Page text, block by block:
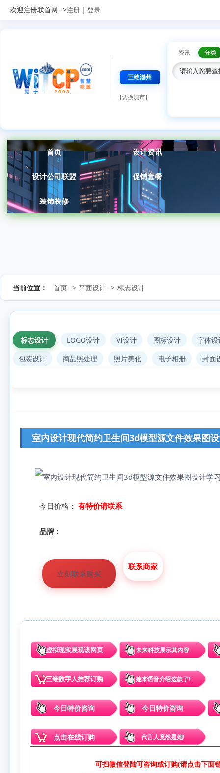
欢迎注册联首网-->注册 | 登录
三维滁州
[切换城市]
资讯 分类
首页 设计资讯
设计公司联盟 促销套餐
装饰装修
当前位置： 首页 -> 平面设计 -> 标志设计
标志设计 LOGO设计 VI设计 图标设计
字体设
包装设计
商品照处理 照片美化 电子相册 封面
室内设计现代简约卫生间3d模型源文件效果图
今日价格： 有特价请联系
品牌：
立刻联系购买
联系商家
虚拟现实展现该网页 未来科技展示其内容
三维数字人推荐订购 她来语音介绍这款了!
今日特价咨询 今日特价咨询
点击在线订购 代言人竟然是她!
可扫微信登陆可咨询或订购(请点击下面